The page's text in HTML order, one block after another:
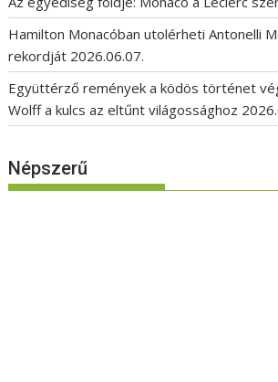
Hamilton Monacóban utolérheti Antonelli
rekordját 2026.06.07.
Együttérző remények a ködös történet
Wolff a kulcs az eltűnt világossághoz
Népszerű